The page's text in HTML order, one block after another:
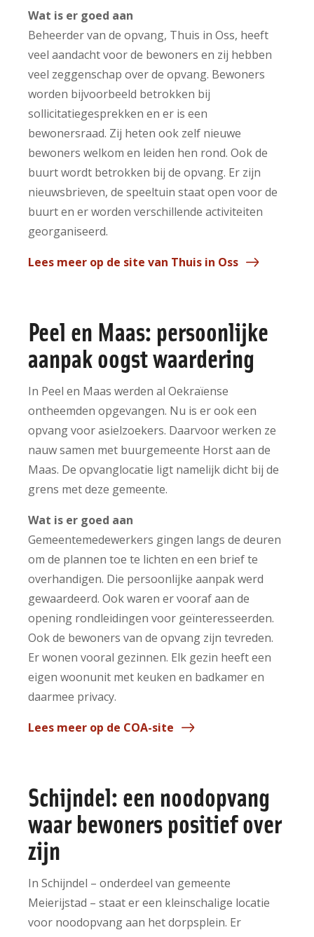
Wat is er goed aan
Beheerder van de opvang, Thuis in Oss, heeft
veel aandacht voor de bewoners en zij hebben
veel zeggenschap over de opvang. Bewoners
worden bijvoorbeeld betrokken bij
sollicitatiegesprekken en er is een
bewonersraad. Zij heten ook zelf nieuwe
bewoners welkom en leiden hen rond. Ook de
buurt wordt betrokken bij de opvang. Er zijn
nieuwsbrieven, de speeltuin staat open voor de
buurt en er worden verschillende activiteiten
georganiseerd.
Lees meer op de site van Thuis in Oss
Peel en Maas: persoonlijke
aanpak oogst waardering
In Peel en Maas werden al Oekraïense
ontheemden opgevangen. Nu is er ook een
opvang voor asielzoekers. Daarvoor werken ze
nauw samen met buurgemeente Horst aan de
Maas. De opvanglocatie ligt namelijk dicht bij de
grens met deze gemeente.
Wat is er goed aan
Gemeentemedewerkers gingen langs de deuren
om de plannen toe te lichten en een brief te
overhandigen. Die persoonlijke aanpak werd
gewaardeerd. Ook waren er vooraf aan de
opening rondleidingen voor geïnteresseerden.
Ook de bewoners van de opvang zijn tevreden.
Er wonen vooral gezinnen. Elk gezin heeft een
eigen woonunit met keuken en badkamer en
daarmee privacy.
Lees meer op de COA-site
Schijndel: een noodopvang
waar bewoners positief over
zijn
In Schijndel – onderdeel van gemeente
Meierijstad – staat er een kleinschalige locatie
voor noodopvang aan het dorpsplein. Er